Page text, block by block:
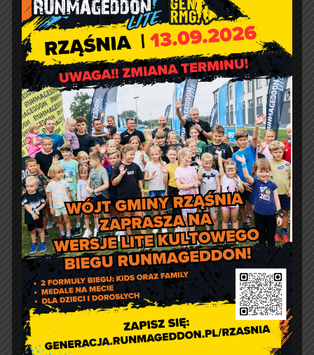
Artur Ruka Comment off
Relacja z Pikniku Rodzinnego
w Suchowoli
Artur Ruka Comment off
Dzień Sportu w Reklach
Kontakt
Urząd Gminy w Rząśni
ul. 1 Maja 37
98 – 332 Rząśnia